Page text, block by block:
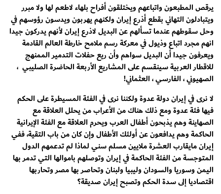
يرقص المطبعون واتباعهم ويختلقون أفراح بلهاء لاطعم لها ولا مبرر
ويتبادلون التهاني بقطع أذرع إيران ولكنهم يهربون ويدسون رؤوسهم في
وحل سقوطهم عندما تسألهم عن البديل لاذرع إيران لأنهم يدركون جيدا
انهم مجرد اتباع وذيول في معركة رسم ملامح خارطة العالم القادمة
ويعرفون جيدا أن البديل سواهم وأن ريع حفلات التدمير الممنهج
للاقطار العربية سينقسم على المشاريع الأربعة الحاضرة الصليبي ،
الصهيوني ، الفارسي ، العثماني!
لا نرى في إيران دولة عدوة ولكننا نرى في الفئة المسيطرة على الحكم
فيها فئة عدوة ومع ذلك هناك من الأعراب من يحلل العلاقة مع
الصهاينة وهم يذبحون أطفال العرب ويحرم العلاقة مع الفئة الإيرانية
الحاكمة وهم يدافعون عن أولئك الأطفال وإن كان من باب التقية، ففي
إيران مايقارب العشرة ملايين مسلم سني لماذا لم تدعمهم الدول
المتوجسة من الفئة الحاكمة في إيران وتوصلهم باموالها التي تدمر بها
اليمن وسوريا والسودان وليبيا ولبنان وتحاصر بها مصر وتحاربها
اقتصاديا إلى سدة الحكم وتصبح إيران صديقة؟